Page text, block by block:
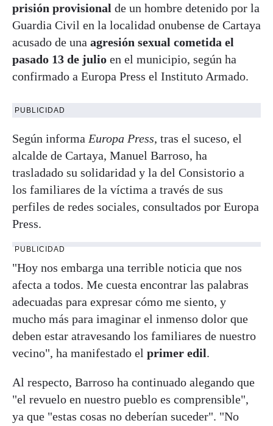
prisión provisional de un hombre detenido por la
Guardia Civil en la localidad onubense de Cartaya
acusado de una agresión sexual cometida el
pasado 13 de julio en el municipio, según ha
confirmado a Europa Press el Instituto Armado.
PUBLICIDAD
Según informa Europa Press, tras el suceso, el
alcalde de Cartaya, Manuel Barroso, ha
trasladado su solidaridad y la del Consistorio a
los familiares de la víctima a través de sus
perfiles de redes sociales, consultados por Europa
Press.
PUBLICIDAD
"Hoy nos embarga una terrible noticia que nos
afecta a todos. Me cuesta encontrar las palabras
adecuadas para expresar cómo me siento, y
mucho más para imaginar el inmenso dolor que
deben estar atravesando los familiares de nuestro
vecino", ha manifestado el primer edil.
Al respecto, Barroso ha continuado alegando que
"el revuelo en nuestro pueblo es comprensible",
ya que "estas cosas no deberían suceder". "No